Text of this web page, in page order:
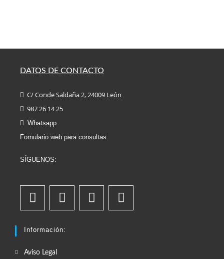
DATOS DE CONTACTO
C/ Conde Saldaña 2, 24009 León
987 26 14 25
Whatsapp
Fomulario web para consultas
SÍGUENOS:
Información:
Aviso Legal